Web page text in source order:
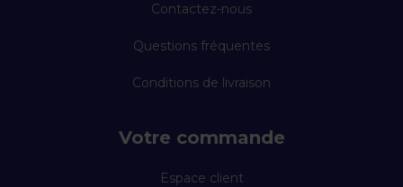
Contactez-nous
Questions fréquentes
Conditions de livraison
Votre commande
Espace client